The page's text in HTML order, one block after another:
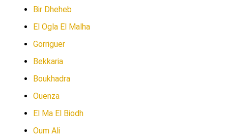
Bir Dheheb
El Ogla El Malha
Gorriguer
Bekkaria
Boukhadra
Ouenza
El Ma El Biodh
Oum Ali